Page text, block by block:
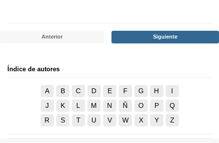
Anterior Siguiente
Índice de autores
A B C D E F G H
I
J
K L M N Ñ O P
Q
R
S T U V W X Y Z